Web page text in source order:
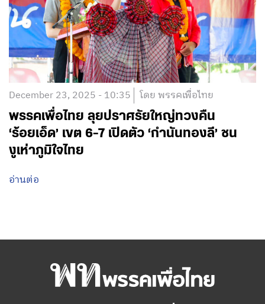
December 23, 2025 - 10:35 โดย พรรคเพื่อไทย
พรรคเพื่อไทย ลุยปราศรัยใหญ่ทวงคืน
‘ร้อยเอ็ด’ เขต 6-7 เปิดตัว ‘กำนันทองลี’ ชน
งูเห่าภูมิใจไทย
อ่านต่อ